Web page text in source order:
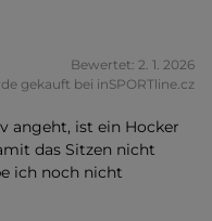
Bewertet: 2. 1. 2026
gekauft bei inSPORTline.cz
angeht, ist ein Hocker
das Sitzen nicht
ich noch nicht